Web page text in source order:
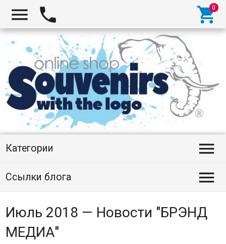
  
Категории 
Ссылки блога 
Июль 2018 — Новости "БРЭНД
МЕДИА"